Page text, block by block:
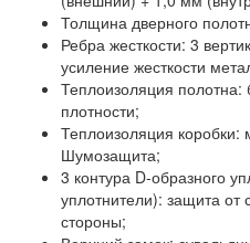
Толщина дверного
Ребра жесткости: 3
усиление жесткости
Теплоизоляция полотна:
плотности;
Теплоизоляция коробки:
Шумозащита;
3 контура D-образного
уплотнители): защита от
стороны;